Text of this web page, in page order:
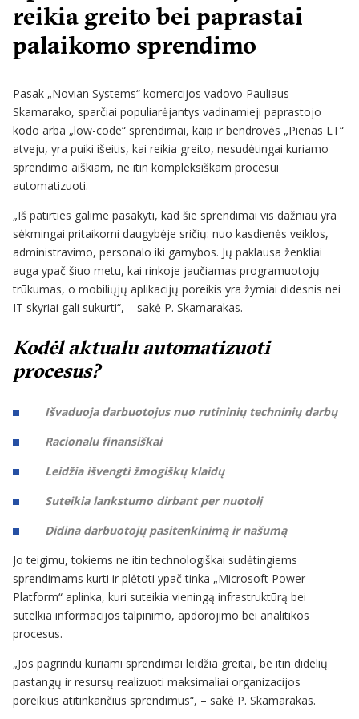
reikia greito bei paprastai
palaikomo sprendimo
Pasak „Novian Systems“ komercijos vadovo Pauliaus
Skamarako, sparčiai populiarėjantys vadinamieji paprastojo
kodo arba „low-code“ sprendimai, kaip ir bendrovės „Pienas LT“
atveju, yra puiki išeitis, kai reikia greito, nesudėtingai kuriamo
sprendimo aiškiam, ne itin kompleksiškam procesui
automatizuoti.
„Iš patirties galime pasakyti, kad šie sprendimai vis dažniau yra
sėkmingai pritaikomi daugybėje sričių: nuo kasdienės veiklos,
administravimo, personalo iki gamybos. Jų paklausa ženkliai
auga ypač šiuo metu, kai rinkoje jaučiamas programuotojų
trūkumas, o mobiliųjų aplikacijų poreikis yra žymiai didesnis nei
IT skyriai gali sukurti“, – sakė P. Skamarakas.
Kodėl aktualu automatizuoti
procesus?
Išvaduoja darbuotojus nuo rutininių techninių darbų
Racionalu finansiškai
Leidžia išvengti žmogiškų klaidų
Suteikia lankstumo dirbant per nuotolį
Didina darbuotojų pasitenkinimą ir našumą
Jo teigimu, tokiems ne itin technologiškai sudėtingiems
sprendimams kurti ir plėtoti ypač tinka „Microsoft Power
Platform“ aplinka, kuri suteikia vieningą infrastruktūrą bei
sutelkia informacijos talpinimo, apdorojimo bei analitikos
procesus.
„Jos pagrindu kuriami sprendimai leidžia greitai, be itin didelių
pastangų ir resursų realizuoti maksimaliai organizacijos
poreikius atitinkančius sprendimus“, – sakė P. Skamarakas.